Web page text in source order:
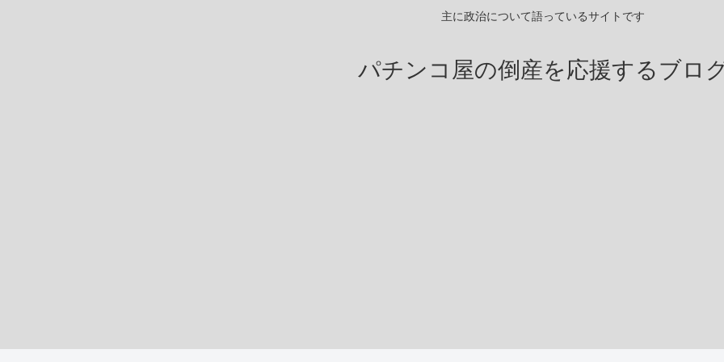
主に政治について語っているサイトです
パチンコ屋の倒産を応援するブロ